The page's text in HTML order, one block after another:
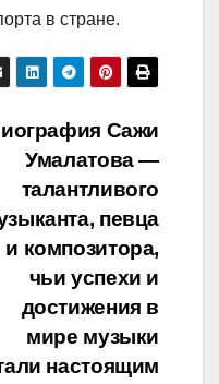
в стране.
Сажи
Умалатова —
талантливого
певца
и композитора,
чьи успехи и
достижения в
мире музыки
настоящим